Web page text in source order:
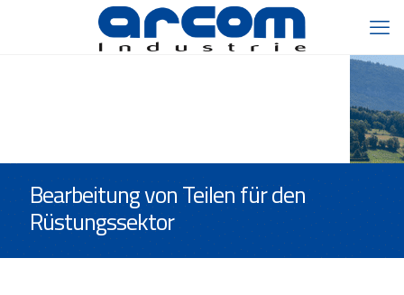
Bearbeitung von Teilen für den
Rüstungssektor